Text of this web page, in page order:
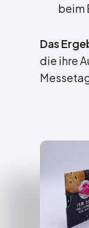
beim
Das
die ihre